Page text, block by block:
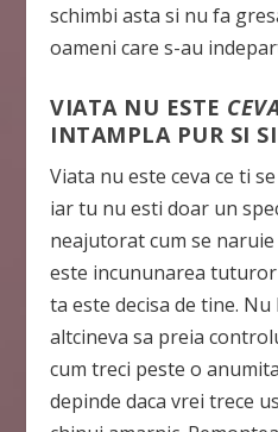
schimbi asta si nu fa
oameni care s-au
VIATA NU ESTE
INTAMPLA PUR SI
Viata nu este ceva ce ti
iar tu nu esti doar un
neajutorat cum se
este incununarea
ta este decisa de tine.
altcineva sa preia
cum treci peste o
depinde daca vrei trece